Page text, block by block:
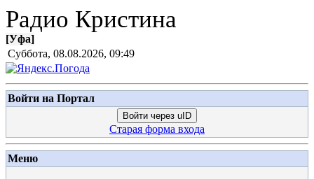
Радио Кристина
[Уфа]
Суббота, 08.08.2026, 09:49
Войти на Портал
Войти через uID
Старая форма входа
Меню